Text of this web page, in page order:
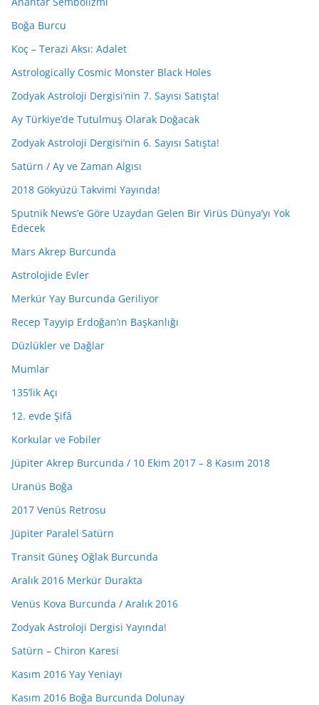
Boğa Burcu
Koç – Terazi Aksı: Adalet
Astrologically Cosmic Monster Black Holes
Zodyak Astroloji Dergisi’nin 7. Sayısı Satışta!
Ay Türkiye’de Tutulmuş Olarak Doğacak
Zodyak Astroloji Dergisi’nin 6. Sayısı Satışta!
Satürn / Ay ve Zaman Algısı
2018 Gökyüzü Takvimi Yayında!
Sputnik News’e Göre Uzaydan Gelen Bir Virüs Dünya’yı Yok
Edecek
Mars Akrep Burcunda
Astrolojide Evler
Merkür Yay Burcunda Geriliyor
Recep Tayyip Erdoğan’ın Başkanlığı
Düzlükler ve Dağlar
Mumlar
135’lik Açı
12. evde Şifâ
Korkular ve Fobiler
Jüpiter Akrep Burcunda / 10 Ekim 2017 – 8 Kasım 2018
Uranüs Boğa
2017 Venüs Retrosu
Jüpiter Paralel Satürn
Transit Güneş Oğlak Burcunda
Aralık 2016 Merkür Durakta
Venüs Kova Burcunda / Aralık 2016
Zodyak Astroloji Dergisi Yayında!
Satürn – Chiron Karesi
Kasım 2016 Yay Yeniayı
Kasım 2016 Boğa Burcunda Dolunay